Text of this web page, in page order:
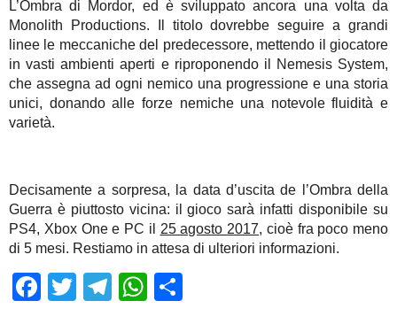
L’Ombra di Mordor, ed è sviluppato ancora una volta da
Monolith Productions. Il titolo dovrebbe seguire a grandi
linee le meccaniche del predecessore, mettendo il giocatore
in vasti ambienti aperti e riproponendo il Nemesis System,
che assegna ad ogni nemico una progressione e una storia
unici, donando alle forze nemiche una notevole fluidità e
varietà.
Decisamente a sorpresa, la data d’uscita de l’Ombra della
Guerra è piuttosto vicina: il gioco sarà infatti disponibile su
PS4, Xbox One e PC il 25 agosto 2017, cioè fra poco meno
di 5 mesi. Restiamo in attesa di ulteriori informazioni.
Facebook
TwitterTelegram
WhatsApp